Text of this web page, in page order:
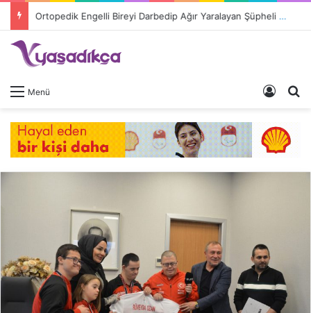
Ortopedik Engelli Bireyi Darbedip Ağır Yaralayan Şüpheli Tutuklandı
Menü Giriş